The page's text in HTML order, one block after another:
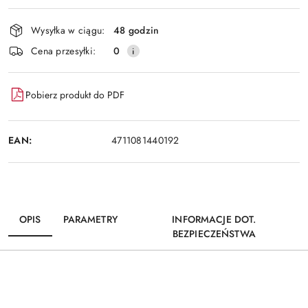
Wyślij
dostawa
Wysyłka w ciągu:
48 godzin
Cena przesyłki:
0
Pobierz produkt do PDF
EAN: 4711081440192
OPIS PARAMETRY
INFORMACJE DOT.
BEZPIECZEŃSTWA